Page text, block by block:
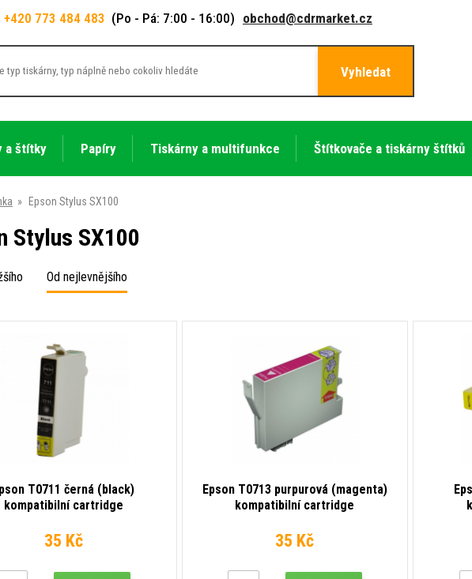
+420 773 484 483 (Po - Pá: 7:00 - 16:00) obchod@cdrmarket.cz
Vyhledat
a štítky Papíry Tiskárny a multifunkce Štítkovače a tiskárny štítků
» Epson Stylus SX100
Stylus SX100
Od nejlevnějšího
T0711 černá (black)
kompatibilní cartridge
35 Kč
Epson T0713 purpurová (magenta)
kompatibilní cartridge
35 Kč